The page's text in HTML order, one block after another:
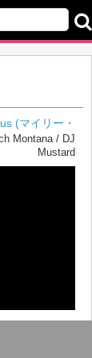
(マイリー・
Montana / DJ
Mustard